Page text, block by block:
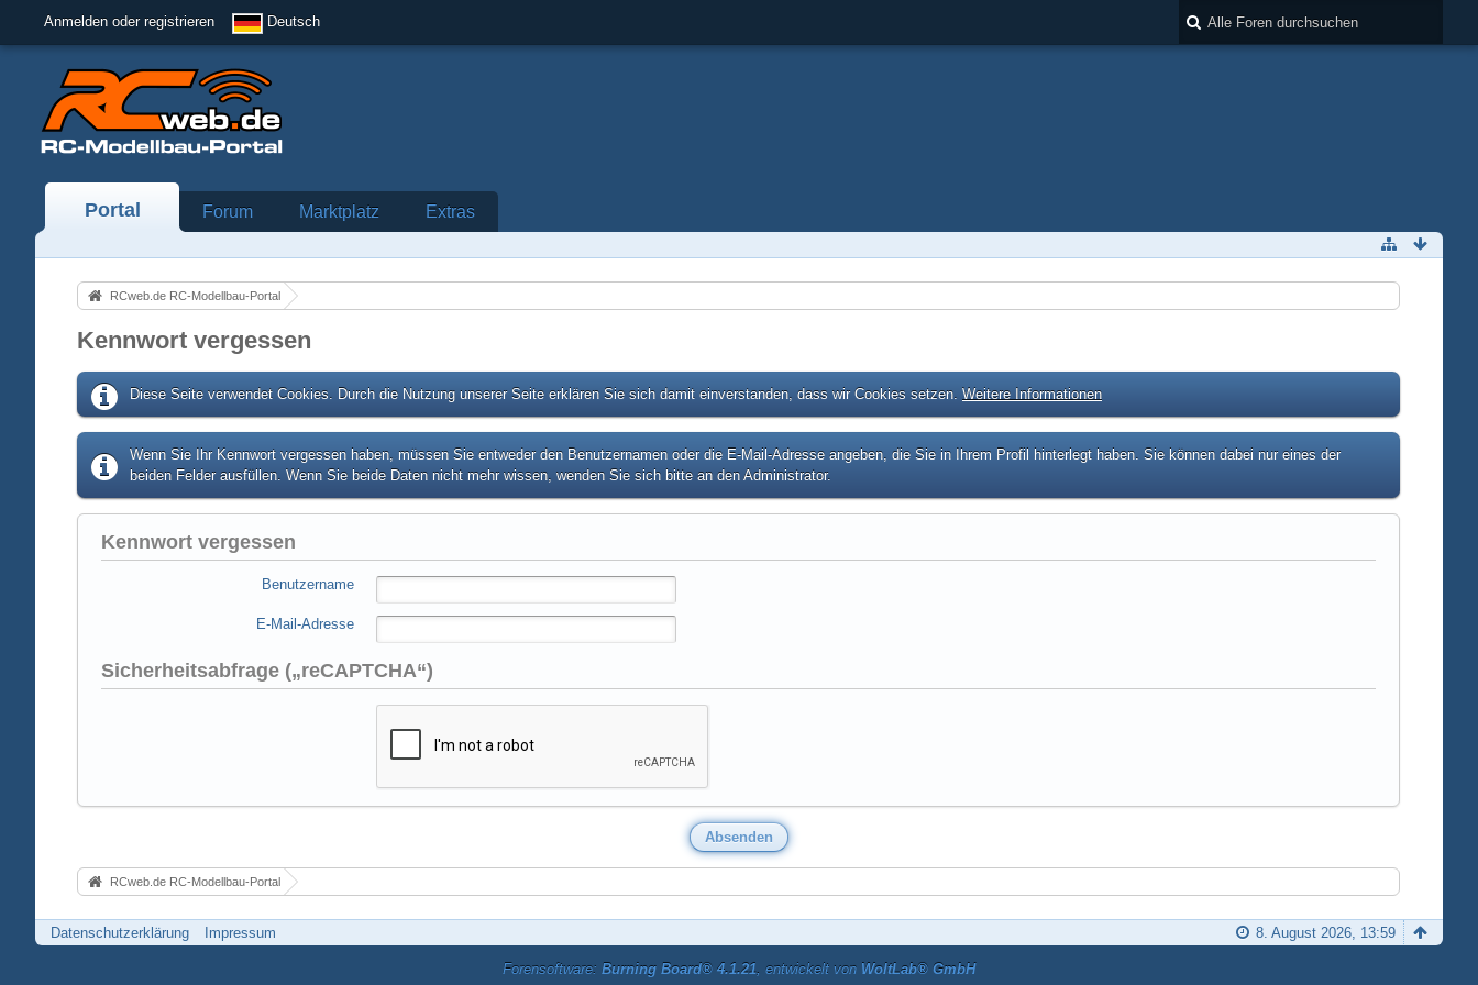
Anmelden oder registrieren Deutsch
Portal Forum Marktplatz Extras
RCweb.de RC-Modellbau-Portal
Kennwort vergessen
Diese Seite verwendet Cookies. Durch die Nutzung unserer Seite erklären Sie sich damit einverstanden, dass wir Cookies setzen. Weitere Informationen
Wenn Sie Ihr Kennwort vergessen haben, müssen Sie entweder den Benutzernamen oder die E-Mail-Adresse angeben, die Sie in Ihrem Profil hinterlegt haben. Sie können dabei nur eines der
beiden Felder ausfüllen. Wenn Sie beide Daten nicht mehr wissen, wenden Sie sich bitte an den Administrator.
Kennwort vergessen
Benutzername
E-Mail-Adresse
Sicherheitsabfrage („reCAPTCHA“)
RCweb.de RC-Modellbau-Portal
Datenschutzerklärung Impressum 8. August 2026, 13:59
Forensoftware: Burning Board® 4.1.21, entwickelt von WoltLab® GmbH